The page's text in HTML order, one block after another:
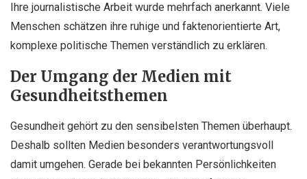
Ihre journalistische Arbeit wurde mehrfach anerkannt. Viele
Menschen schätzen ihre ruhige und faktenorientierte Art,
komplexe politische Themen verständlich zu erklären.
Der Umgang der Medien mit
Gesundheitsthemen
Gesundheit gehört zu den sensibelsten Themen überhaupt.
Deshalb sollten Medien besonders verantwortungsvoll
damit umgehen. Gerade bei bekannten Persönlichkeiten